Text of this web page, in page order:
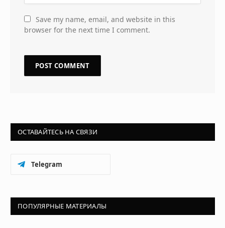
Save my name, email, and website in this
browser for the next time I comment.
ОСТАВАЙТЕСЬ НА СВЯЗИ
Telegram
ПОПУЛЯРНЫЕ МАТЕРИАЛЫ